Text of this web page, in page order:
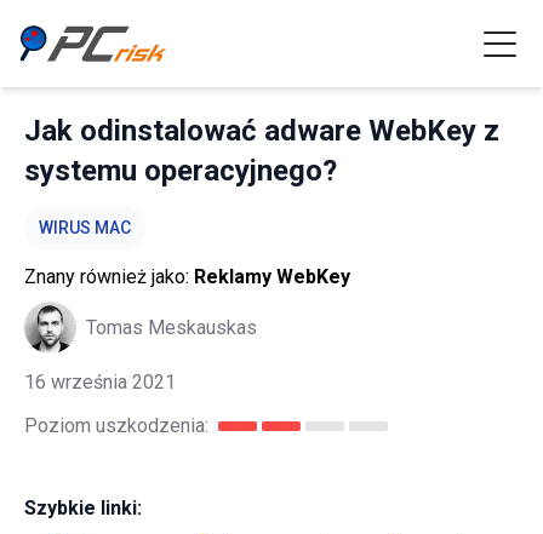
Jak odinstalować adware WebKey z
systemu operacyjnego?
WIRUS MAC
Znany również jako: Reklamy WebKey
Tomas Meskauskas
16 września 2021
Poziom uszkodzenia:
Szybkie linki: